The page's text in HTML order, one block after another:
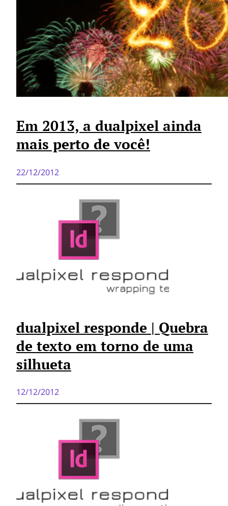
Em 2013, a dualpixel ainda
mais perto de você!
22/12/2012
dualpixel responde | Quebra
de texto em torno de uma
silhueta
12/12/2012